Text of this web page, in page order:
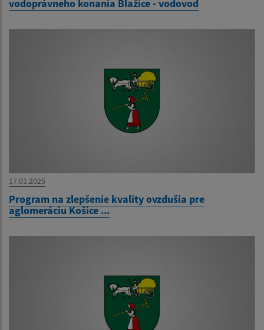
vodoprávneho konania Blažice - vodovod
17.01.2025
Program na zlepšenie kvality ovzdušia pre
aglomeráciu Košice ...